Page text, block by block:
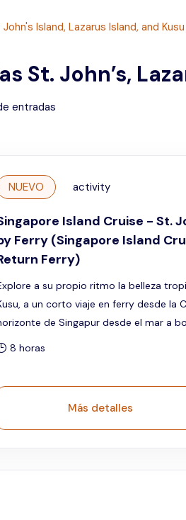
Island, Lazarus Island, and
St. John’s,
entradas
NUEVO activity
Island Cruise - St.
Ferry (Singapore Island
Ferry)
a su propio ritmo la belleza
a un corto viaje en ferry desde la
de Singapur desde el mar a
8 horas
Más detalles